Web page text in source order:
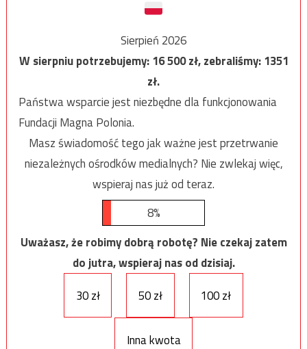
Sierpień 2026
W sierpniu potrzebujemy:16 500zł, zebraliśmy:1351
zł.
Państwa wsparcie jest niezbędne dla funkcjonowania
Fundacji Magna Polonia.
Masz świadomość tego jak ważne jest przetrwanie
niezależnych ośrodków medialnych? Nie zwlekaj więc,
wspieraj nas już od teraz.
8%
Uważasz, że robimy dobrą robotę? Nie czekaj zatem
do jutra, wspieraj nas od dzisiaj.
30 zł
50 zł 100 zł
Inna kwota